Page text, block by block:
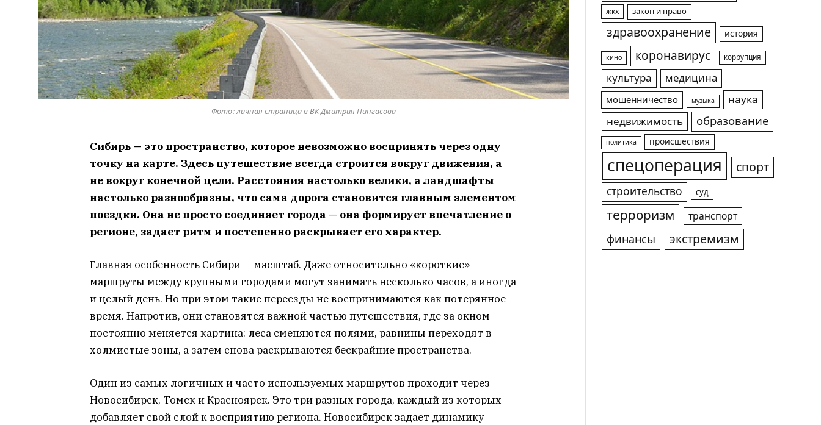
Фото: личная страница в ВК Дмитрия Пингасова
Сибирь — это пространство, которое невозможно воспринять через одну
точку на карте. Здесь путешествие всегда строится вокруг движения, а
не вокруг конечной цели. Расстояния настолько велики, а ландшафты
настолько разнообразны, что сама дорога становится главным элементом
поездки. Она не просто соединяет города — она формирует впечатление о
регионе, задает ритм и постепенно раскрывает его характер.
Главная особенность Сибири — масштаб. Даже относительно «короткие»
маршруты между крупными городами могут занимать несколько часов, а иногда
и целый день. Но при этом такие переезды не воспринимаются как потерянное
время. Напротив, они становятся важной частью путешествия, где за окном
постоянно меняется картина: леса сменяются полями, равнины переходят в
холмистые зоны, а затем снова раскрываются бескрайние пространства.
Один из самых логичных и часто используемых маршрутов проходит через
Новосибирск, Томск и Красноярск. Это три разных города, каждый из которых
добавляет свой слой к восприятию региона. Новосибирск задает динамику
жкх закон и право
здравоохранение история
кино коронавирус коррупция
культура медицина
мошенничество музыка
наука
недвижимость
образование
политика происшествия
спецоперация спорт
строительство суд
терроризм транспорт
финансы экстремизм